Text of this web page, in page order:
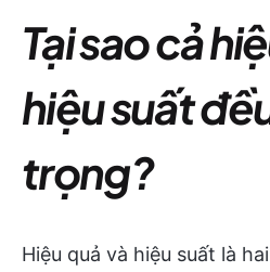
Tại sao cả
hiệu suất
trọng?
Hiệu quả và hiệu suất là